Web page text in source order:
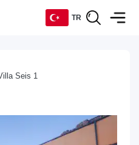
TR
RU
Seis 1